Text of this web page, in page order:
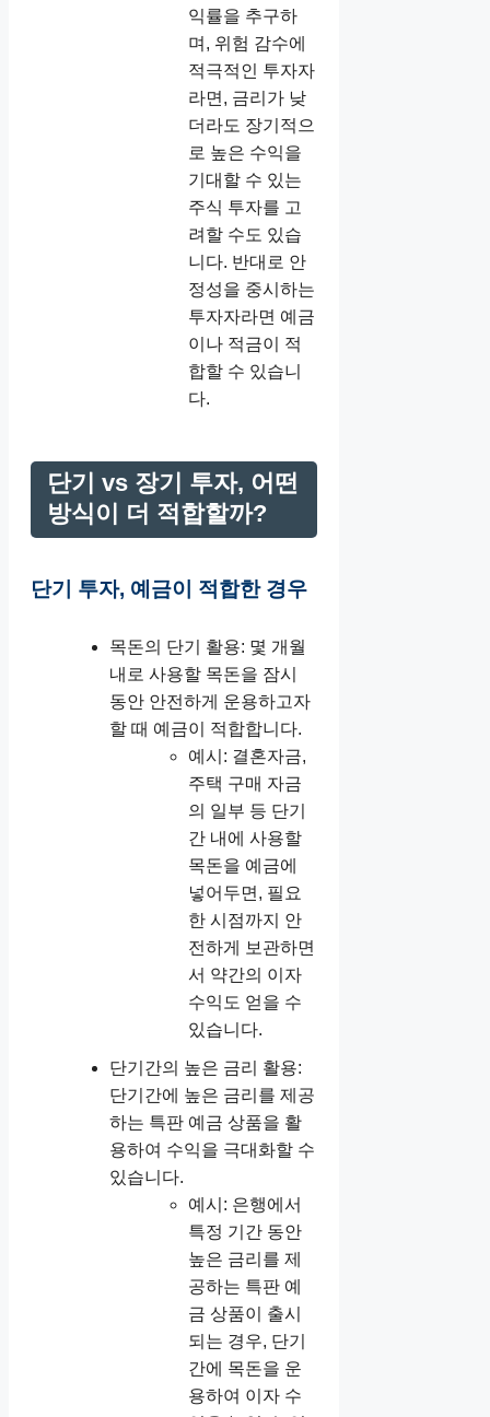
익률을 추구하
며, 위험 감수에
적극적인 투자자
라면, 금리가 낮
더라도 장기적으
로 높은 수익을
기대할 수 있는
주식 투자를 고
려할 수도 있습
니다. 반대로 안
정성을 중시하는
투자자라면 예금
이나 적금이 적
합할 수 있습니
다.
단기 vs 장기 투자, 어떤
방식이 더 적합할까?
단기 투자, 예금이 적합한 경우
목돈의 단기 활용: 몇 개월
내로 사용할 목돈을 잠시
동안 안전하게 운용하고자
할 때 예금이 적합합니다.
예시: 결혼자금,
주택 구매 자금
의 일부 등 단기
간 내에 사용할
목돈을 예금에
넣어두면, 필요
한 시점까지 안
전하게 보관하면
서 약간의 이자
수익도 얻을 수
있습니다.
단기간의 높은 금리 활용:
단기간에 높은 금리를 제공
하는 특판 예금 상품을 활
용하여 수익을 극대화할 수
있습니다.
예시: 은행에서
특정 기간 동안
높은 금리를 제
공하는 특판 예
금 상품이 출시
되는 경우, 단기
간에 목돈을 운
용하여 이자 수